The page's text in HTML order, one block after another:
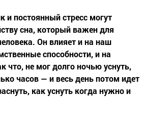
постоянный стресс могут
сна, который важен для
Он влияет и на наш
способности, и на
что, не мог долго ночью уснуть,
часов — и весь день потом идет
как уснуть когда нужно и